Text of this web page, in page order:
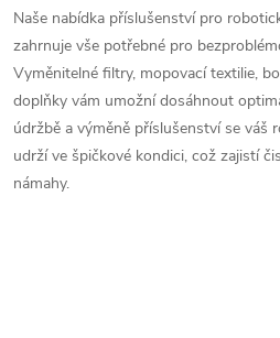
v
l
á
d
a
Naše nabídka příslušenství pro
zahrnuje vše potřebné pro
Vyměnitelné filtry, mopovací textilie,
doplňky vám umožní dosáhnout
údržbě a výměně příslušenství se váš
udrží ve špičkové kondici, což zajistí
námahy.